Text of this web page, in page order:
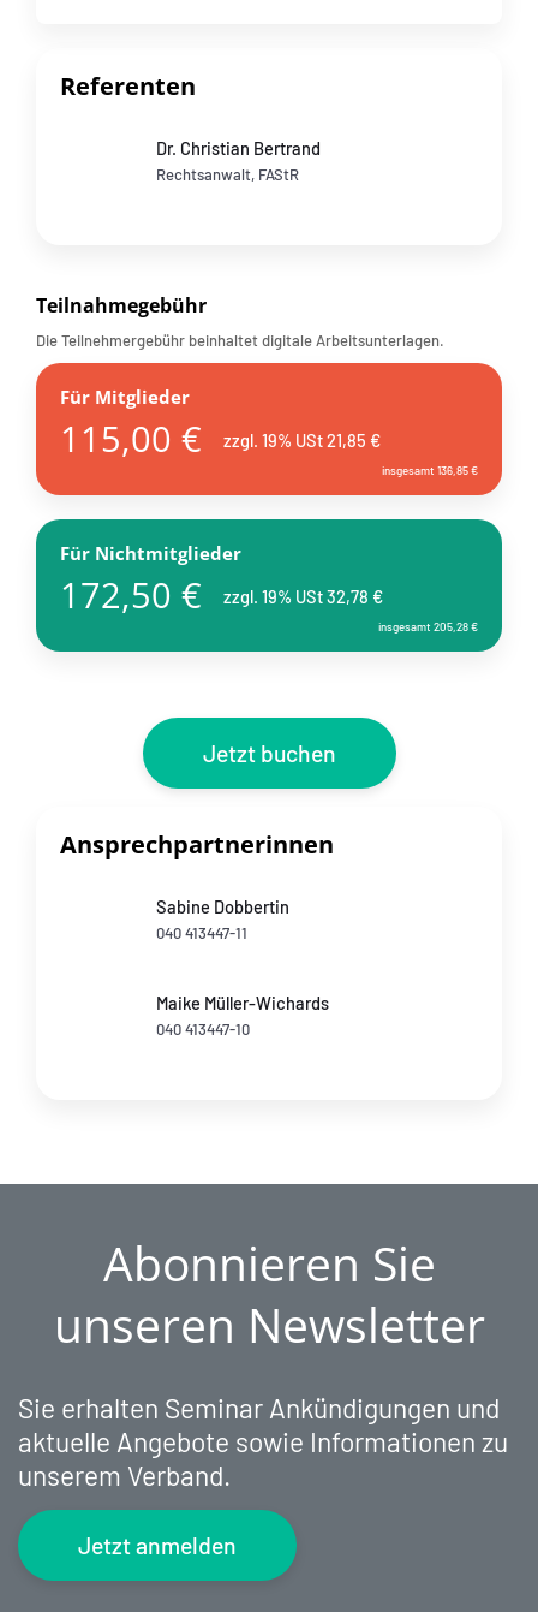
Referenten
Dr. Christian Bertrand
Rechtsanwalt, FAStR
Teilnahmegebühr
Die Teilnehmergebühr beinhaltet digitale Arbeitsunterlagen.
Für Mitglieder
115,00 € zzgl. 19% USt 21,85 €
insgesamt 136,85 €
Für Nichtmitglieder
172,50 € zzgl. 19% USt 32,78 €
insgesamt 205,28 €
Jetzt buchen
Ansprechpartnerinnen
Sabine Dobbertin
040 413447-11
Maike Müller-Wichards
040 413447-10
Abonnieren Sie
unseren Newsletter
Sie erhalten Seminar Ankündigungen und
aktuelle Angebote sowie Informationen zu
unserem Verband.
Jetzt anmelden